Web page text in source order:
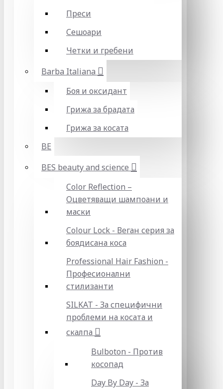
Преси
Сешоари
Четки и гребени
Barba Italiana
Боя и оксидант
Грижа за брадата
Грижа за косата
BE
BES beauty and science
Color Reflection –
Оцветяващи шампоани и
маски
Colour Lock - Веган серия за
боядисана коса
Professional Hair Fashion -
Професионални
стилизанти
SILKAT - За специфични
проблеми на косата и
скалпа
Bulboton - Против
косопад
Day By Day - За